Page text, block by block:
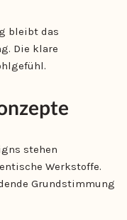
bleibt das
Die klare
stehen
Werkstoffe.
Grundstimmung